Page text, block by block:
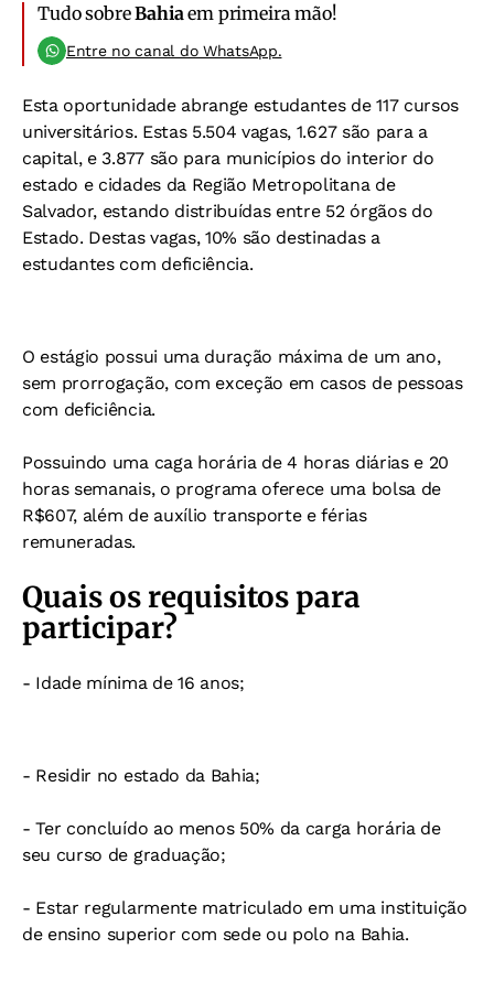
Tudo sobreBahia em primeira mão!
Entre no canal do WhatsApp.
Esta oportunidade abrange estudantes de 117 cursos
universitários. Estas 5.504 vagas, 1.627 são para a
capital, e 3.877 são para municípios do interior do
estado e cidades da Região Metropolitana de
Salvador, estando distribuídas entre 52 órgãos do
Estado. Destas vagas, 10% são destinadas a
estudantes com deficiência.
O estágio possui uma duração máxima de um ano,
sem prorrogação, com exceção em casos de pessoas
com deficiência.
Possuindo uma caga horária de 4 horas diárias e 20
horas semanais, o programa oferece uma bolsa de
R$607, além de auxílio transporte e férias
remuneradas.
Quais os requisitos para
participar?
- Idade mínima de 16 anos;
- Residir no estado da Bahia;
- Ter concluído ao menos 50% da carga horária de
seu curso de graduação;
- Estar regularmente matriculado em uma instituição
de ensino superior com sede ou polo na Bahia.